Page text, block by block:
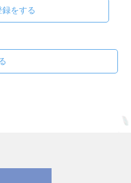
をする